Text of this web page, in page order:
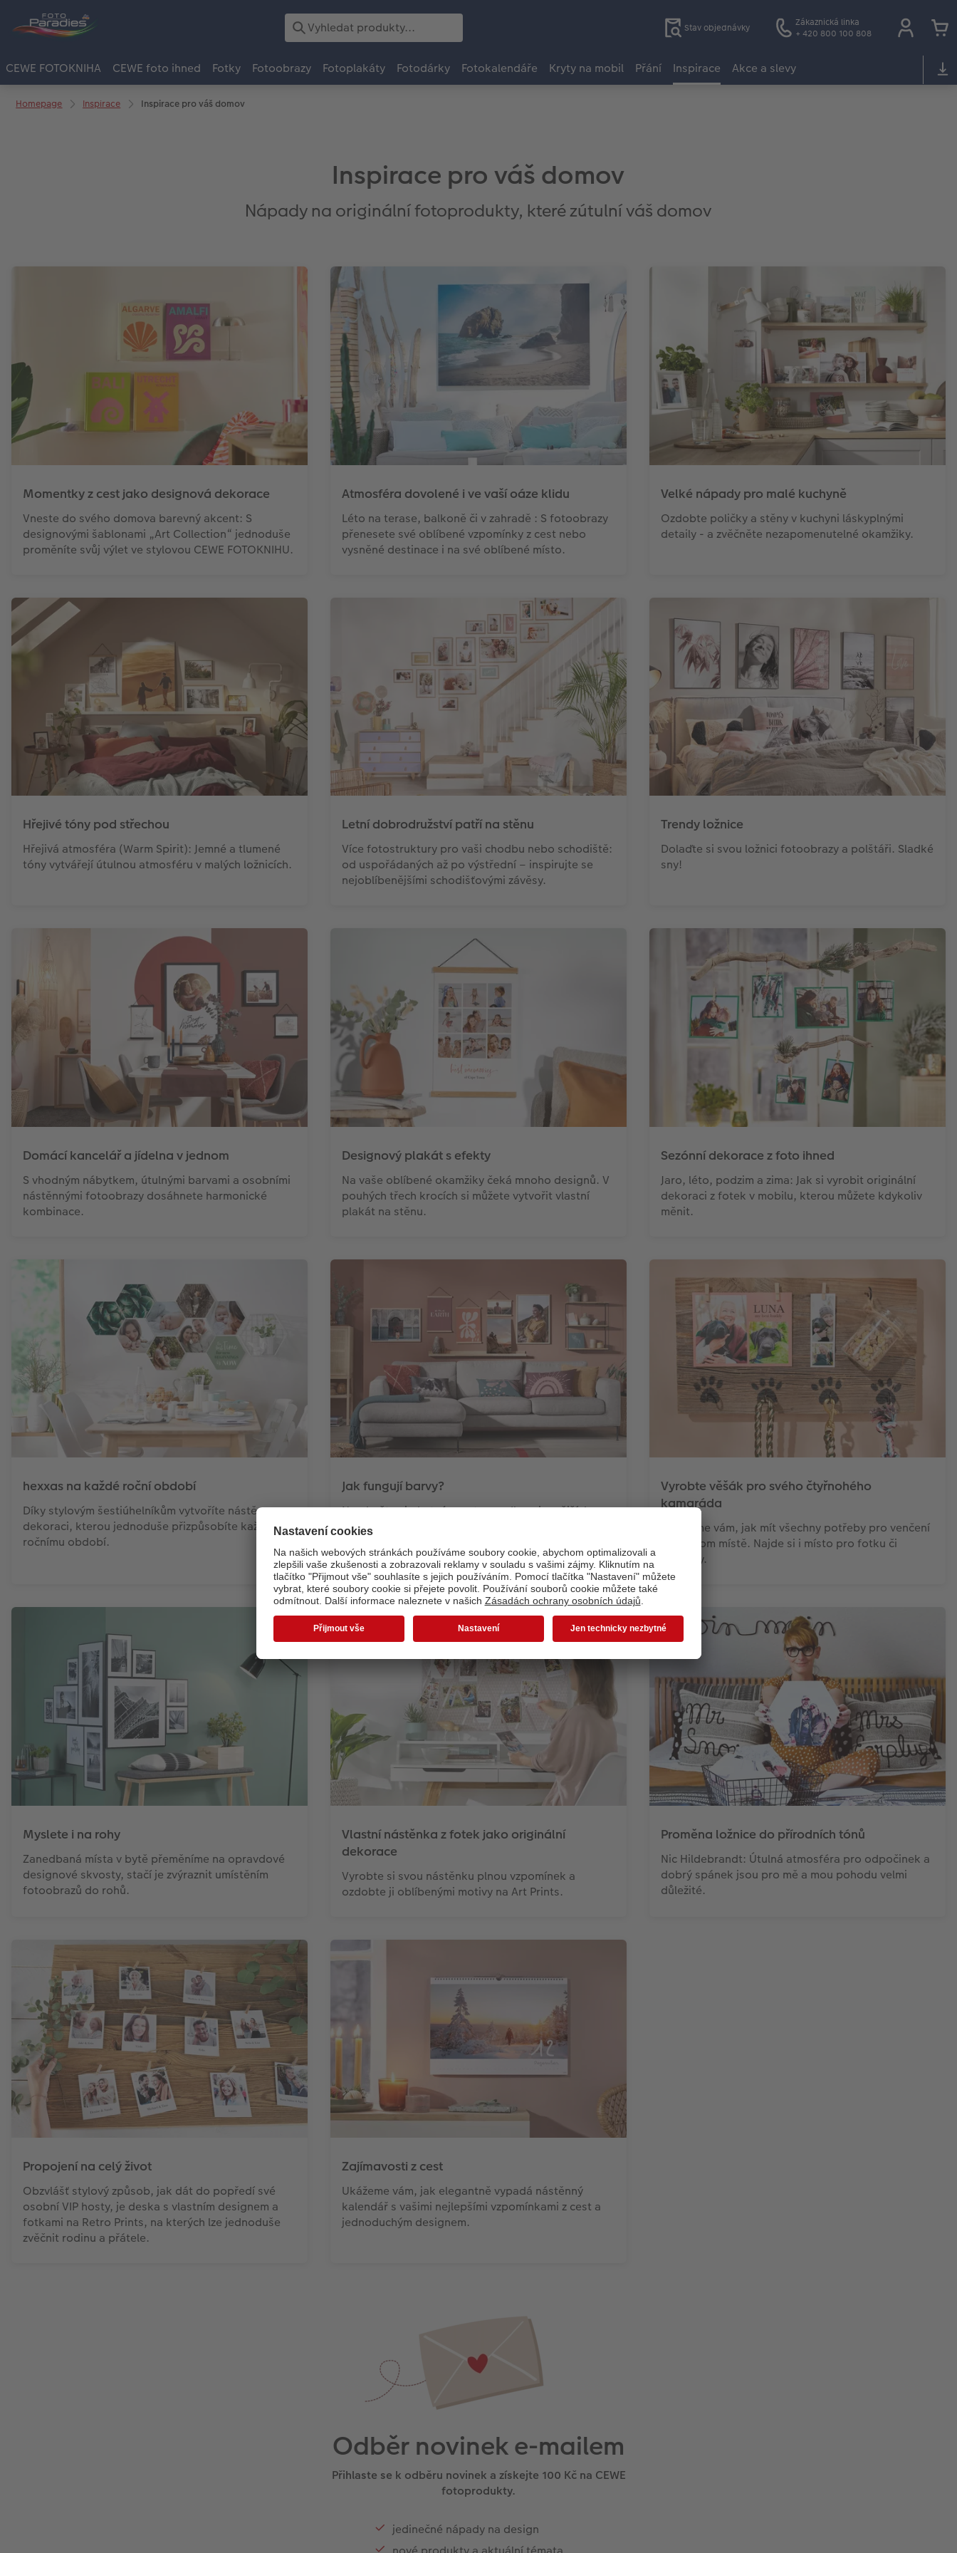
Stav objednávky
Zákaznická linka
+ 420 800 100 808
CEWE FOTOKNIHA CEWE foto ihned Fotky Fotoobrazy Fotoplakáty Fotodárky Fotokalendáře Kryty na mobil Přání Inspirace Akce a slevy
Homepage Inspirace Inspirace pro váš domov
Inspirace pro váš domov
Nápady na originální fotoprodukty, které zútulní váš domov
Momentky z cest jako designová dekorace
Vneste do svého domova barevný akcent: S
designovými šablonami „Art Collection“ jednoduše
proměníte svůj výlet ve stylovou CEWE FOTOKNIHU.
Atmosféra dovolené i ve vaší oáze klidu
Léto na terase, balkoně či v zahradě : S fotoobrazy
přenesete své oblíbené vzpomínky z cest nebo
vysněné destinace i na své oblíbené místo.
Velké nápady pro malé kuchyně
Ozdobte poličky a stěny v kuchyni láskyplnými
detaily - a zvěčněte nezapomenutelné okamžiky.
Hřejivé tóny pod střechou
Hřejivá atmosféra (Warm Spirit): Jemné a tlumené
tóny vytvářejí útulnou atmosféru v malých ložnicích.
Letní dobrodružství patří na stěnu
Více fotostruktury pro vaši chodbu nebo schodiště:
od uspořádaných až po výstřední – inspirujte se
nejoblíbenějšími schodišťovými závěsy.
Trendy ložnice
Dolaďte si svou ložnici fotoobrazy a polštáři. Sladké
sny!
Domácí kancelář a jídelna v jednom
S vhodným nábytkem, útulnými barvami a osobními
nástěnnými fotoobrazy dosáhnete harmonické
kombinace.
Designový plakát s efekty
Na vaše oblíbené okamžiky čeká mnoho designů. V
pouhých třech krocích si můžete vytvořit vlastní
plakát na stěnu.
Sezónní dekorace z foto ihned
Jaro, léto, podzim a zima: Jak si vyrobit originální
dekoraci z fotek v mobilu, kterou můžete kdykoliv
měnit.
hexxas na každé roční období
Díky stylovým šestiúhelníkům vytvoříte nástěnnou
dekoraci, kterou jednoduše přizpůsobíte každému
ročnímu období.
Jak fungují barvy?
Navrhněte si obytný prostor podle nejnovějších
trendů ve třech různých barevných světech.
Vyrobte věšák pro svého čtyřnohého
kamaráda
Poradíme vám, jak mít všechny potřeby pro venčení
na jednom místě. Najde si i místo pro fotku či
pamlsky.
Myslete i na rohy
Zanedbaná místa v bytě přeměníme na opravdové
designové skvosty, stačí je zvýraznit umístěním
fotoobrazů do rohů.
Vlastní nástěnka z fotek jako originální
dekorace
Vyrobte si svou nástěnku plnou vzpomínek a
ozdobte ji oblíbenými motivy na Art Prints.
Proměna ložnice do přírodních tónů
Nic Hildebrandt: Útulná atmosféra pro odpočinek a
dobrý spánek jsou pro mě a mou pohodu velmi
důležité.
Propojení na celý život
Obzvlášť stylový způsob, jak dát do popředí své
osobní VIP hosty, je deska s vlastním designem a
fotkami na Retro Prints, na kterých lze jednoduše
zvěčnit rodinu a přátele.
Zajímavosti z cest
Ukážeme vám, jak elegantně vypadá nástěnný
kalendář s vašimi nejlepšími vzpomínkami z cest a
jednoduchým designem.
Odběr novinek e-mailem
Přihlaste se k odběru novinek a získejte 100 Kč na CEWE
fotoprodukty.
jedinečné nápady na design